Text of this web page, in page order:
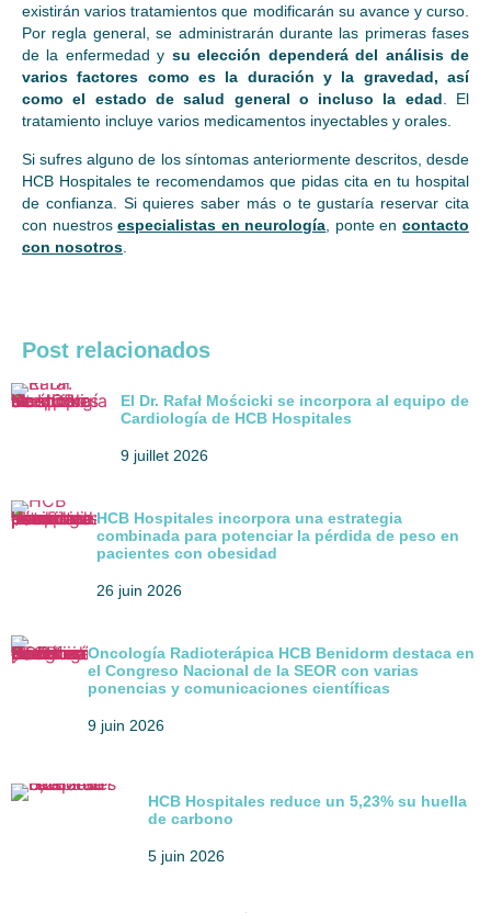
existirán varios tratamientos que modificarán su avance y curso.
Por regla general, se administrarán durante las primeras fases
de la enfermedad y su elección dependerá del análisis de
varios factores como es la duración y la gravedad, así
como el estado de salud general o incluso la edad. El
tratamiento incluye varios medicamentos inyectables y orales.
Si sufres alguno de los síntomas anteriormente descritos, desde
HCB Hospitales te recomendamos que pidas cita en tu hospital
de confianza. Si quieres saber más o te gustaría reservar cita
con nuestrosespecialistas en neurología , ponte encontacto
con nosotros
Post relacionados
El Dr. Rafał Mościcki se incorpora al equipo de
Cardiología de HCB Hospitales
9 juillet 2026
HCB Hospitales incorpora una estrategia
combinada para potenciar la pérdida de peso en
pacientes con obesidad
26 juin 2026
Oncología Radioterápica HCB Benidorm destaca en
el Congreso Nacional de la SEOR con varias
ponencias y comunicaciones científicas
9 juin 2026
HCB Hospitales reduce un 5,23% su huella
de carbono
5 juin 2026